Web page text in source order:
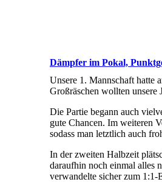
Dämpfer im Pokal,
Unsere 1. Mannschaft hatte
Großräschen wollten unsere
Die Partie begann auch
gute Chancen. Im weiteren
sodass man letztlich auch
In der zweiten Halbzeit
daraufhin noch einmal alles
verwandelte sicher zum 1:1-